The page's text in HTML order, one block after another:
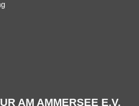
AM AMMERSEE E.V.